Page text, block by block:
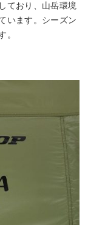
ており、山岳環境
います。シーズン
。